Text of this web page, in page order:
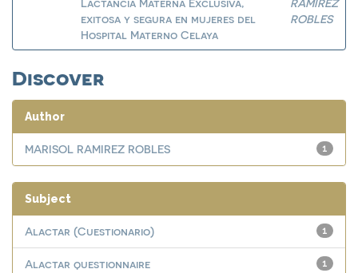
Lactancia Materna Exclusiva,
exitosa y segura en mujeres del
Hospital Materno Celaya
RAMIREZ
ROBLES
Discover
Author
1
MARISOL RAMIREZ ROBLES
Subject
1
Alactar (Cuestionario)
1
Alactar questionnaire